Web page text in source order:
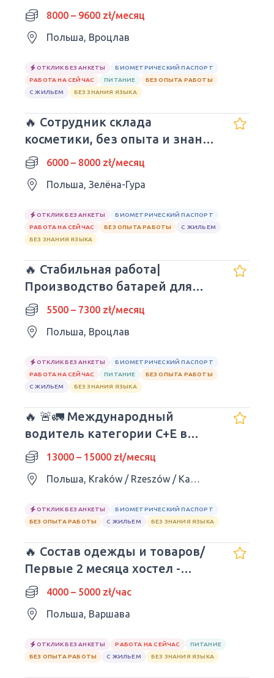
молодежи!
8000 – 9600 zł/месяц
Польша, Вроцлав
ОТКЛИК БЕЗ АНКЕТЫ
БИОМЕТРИЧЕСКИЙ ПАСПОРТ
РАБОТА НА СЕЙЧАС
ПИТАНИЕ
БЕЗ ОПЫТА РАБОТЫ
С ЖИЛЬЕМ
БЕЗ ЗНАНИЯ ЯЗЫКА
🔥 Сотрудник склада
косметики, без опыта и знания
языка6000 – 8000 zł/месяц
Польша, Зелёна-Гура
ОТКЛИК БЕЗ АНКЕТЫ
БИОМЕТРИЧЕСКИЙ ПАСПОРТ
РАБОТА НА СЕЙЧАС
БЕЗ ОПЫТА РАБОТЫ
С ЖИЛЬЕМ
БЕЗ ЗНАНИЯ ЯЗЫКА
🔥 Стабильная работа|
Производство батарей для
авто| Wrocław
5500 – 7300 zł/месяц
Польша, Вроцлав
ОТКЛИК БЕЗ АНКЕТЫ
БИОМЕТРИЧЕСКИЙ ПАСПОРТ
РАБОТА НА СЕЙЧАС
ПИТАНИЕ
БЕЗ ОПЫТА РАБОТЫ
С ЖИЛЬЕМ
БЕЗ ЗНАНИЯ ЯЗЫКА
🔥 🚨🚛 Международный
водитель категории C+E в
Европе13000 – 15000 zł/месяц
Польша, Kraków / Rzeszów / Katowice / Kielce / Lublin
ОТКЛИК БЕЗ АНКЕТЫ
БИОМЕТРИЧЕСКИЙ ПАСПОРТ
БЕЗ ОПЫТА РАБОТЫ
С ЖИЛЬЕМ БЕЗ ЗНАНИЯ ЯЗЫКА
🔥 Состав одежды и товаров/
Первые 2 месяца хостел -
БЕСПЛАТНЫЕ
4000 – 5000 zł/час
Польша, Варшава
ОТКЛИК БЕЗ АНКЕТЫ РАБОТА НА СЕЙЧАС
ПИТАНИЕ
БЕЗ ОПЫТА РАБОТЫ
С ЖИЛЬЕМ БЕЗ ЗНАНИЯ ЯЗЫКА